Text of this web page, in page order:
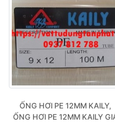
LIÊN
HỆ
ỐNG HƠI PE 12MM KAILY,
ỐNG HƠI PE 12MM KAILY